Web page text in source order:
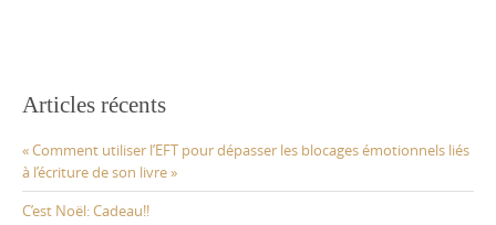
Articles récents
« Comment utiliser l’EFT pour dépasser les blocages émotionnels liés
à l’écriture de son livre »
C’est Noël: Cadeau!!